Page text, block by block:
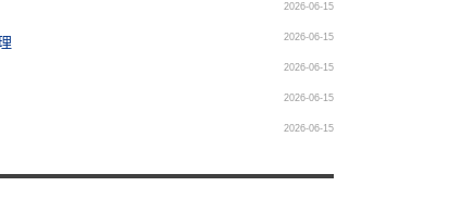
2026-06-15
2026-06-15
2026-06-15
2026-06-15
2026-06-15